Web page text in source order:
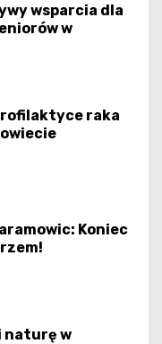
wsparcia dla
w
raka
Koniec
naturę w